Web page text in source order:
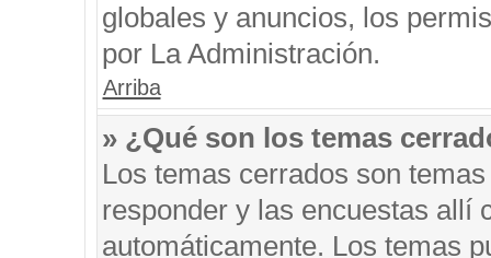
globales y anuncios, los
por La Administración.
Arriba
» ¿Qué son los temas
Los temas cerrados son
responder y las encuestas allí
automáticamente. Los temas